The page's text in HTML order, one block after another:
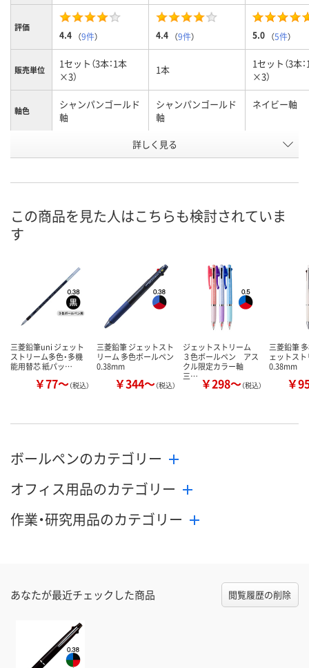
評価
4.4 （9件） 4.4 （9件） 5.0 （5件）
販売単位
1セット（3本：1本
×3）
1本
1セット（3本
×3）
軸色
シャンパンゴールド
軸
シャンパンゴールド
軸
ネイビー軸
J304319 J478141
8月10日（月）
カゴへ カ
詳しく見る
この商品を見た人はこちらも検討されていま
す
三菱鉛筆uni ジェット
ストリーム多色・多機
能用替芯 紙パッ…
￥77～（税込）
三菱鉛筆 ジェットスト
リーム 多色ボールペン
0.38mm
￥344～（税込）
ジェットストリーム
３色ボールペン アス
クル限定カラー軸
三… ￥298～（税込）
三菱鉛筆
ェットス
0.38mm
￥
ボールペンのカテゴリー
オフィス用品のカテゴリー
作業・研究用品のカテゴリー
あなたが最近チェックした商品 閲覧履歴の削除